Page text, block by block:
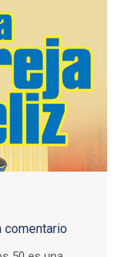
comentario